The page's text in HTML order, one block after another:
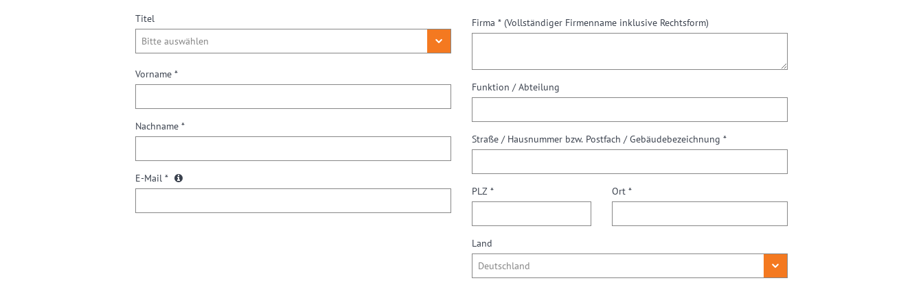
Titel
Vorname *
Nachname *
E-Mail *
Firma * (Vollständiger Firmenname inklusive Rechtsform)
Funktion / Abteilung
Straße / Hausnummer bzw. Postfach / Gebäudebezeichnung *
PLZ * Ort *
Land